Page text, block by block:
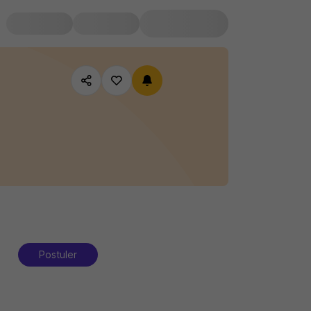
Postuler